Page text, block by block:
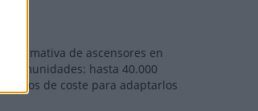
Normativa de ascensores en
comunidades: hasta 40.000
euros de coste para adaptarlos